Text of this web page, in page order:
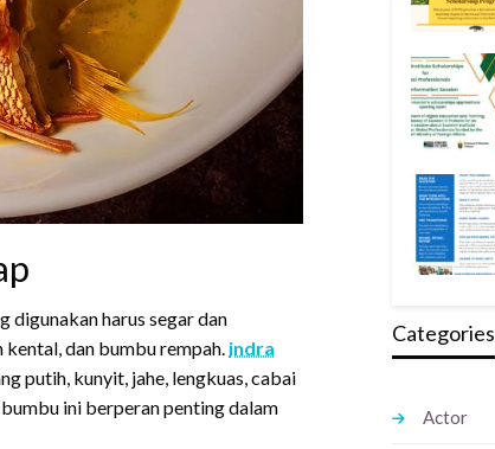
digunakan harus segar dan
dan bumbu rempah. indra
putih, kunyit, jahe, lengkuas, cabai
bumbu ini berperan penting dalam
Categories
Actor